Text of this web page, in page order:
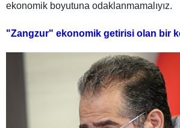
ekonomik boyutuna odaklanmamalıyız.
"Zangzur" ekonomik getirisi olan bir